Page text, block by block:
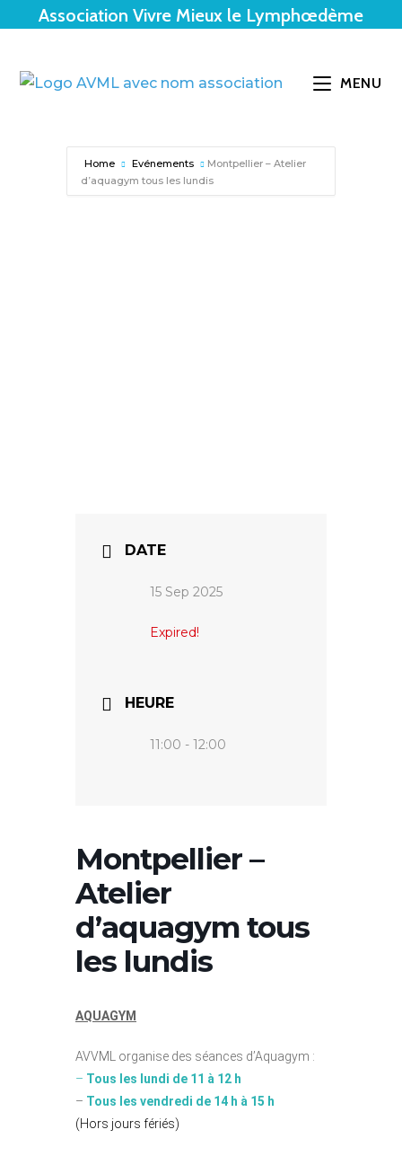
Association Vivre Mieux le Lymphœdème
MENU
Home Evénements
Montpellier – Atelier
d’aquagym tous les lundis
DATE
15 Sep 2025
Expired!
HEURE
11:00 - 12:00
Montpellier –
Atelier
d’aquagym tous
les lundis
AQUAGYM
AVVML organise des séances d’Aquagym :
– Tous les lundi de 11 à 12 h
– Tous l es vendredi de 14 h à 15 h
(Hors jours fériés)